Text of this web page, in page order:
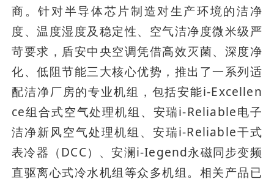
商。针对半导体芯片制造对生产环境的洁净
度、温度湿度及稳定性、空气洁净度微米级严
苛要求，盾安中央空调凭借高效灭菌、深度净
化、低阻节能三大核心优势，推出了一系列适
配洁净厂房的专业机组，包括安能i-Excellen
ce组合式空气处理机组、安瑞i-Reliable电子
洁净新风空气处理机组、安瑞i-Reliable干式
表冷器（DCC）、安澜i-Iegend永磁同步变频
直驱离心式冷水机组等众多机组。相关产品已